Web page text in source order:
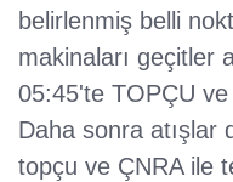
belirlenmiş belli
makinaları geçitler
05:45'te TOPÇU ve
Daha sonra atışlar
topçu ve ÇNRA ile